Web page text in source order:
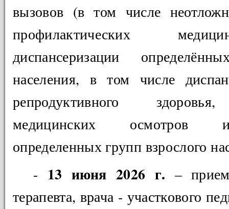
вызовов (в том числе
профилактических
диспансеризации
населения, в том числе
репродуктивного
медицинских осмотров и
определенных групп взрослого
- 13 июня 2026 г. –
терапевта, врача - участкового